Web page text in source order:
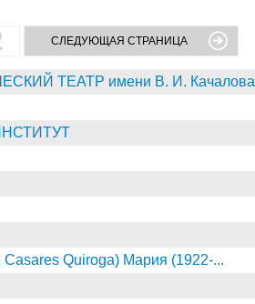
СЛЕДУЮЩАЯ СТРАНИЦА
ТЕАТР имени В. И. Качалова
Quiroga) Мария (1922-...